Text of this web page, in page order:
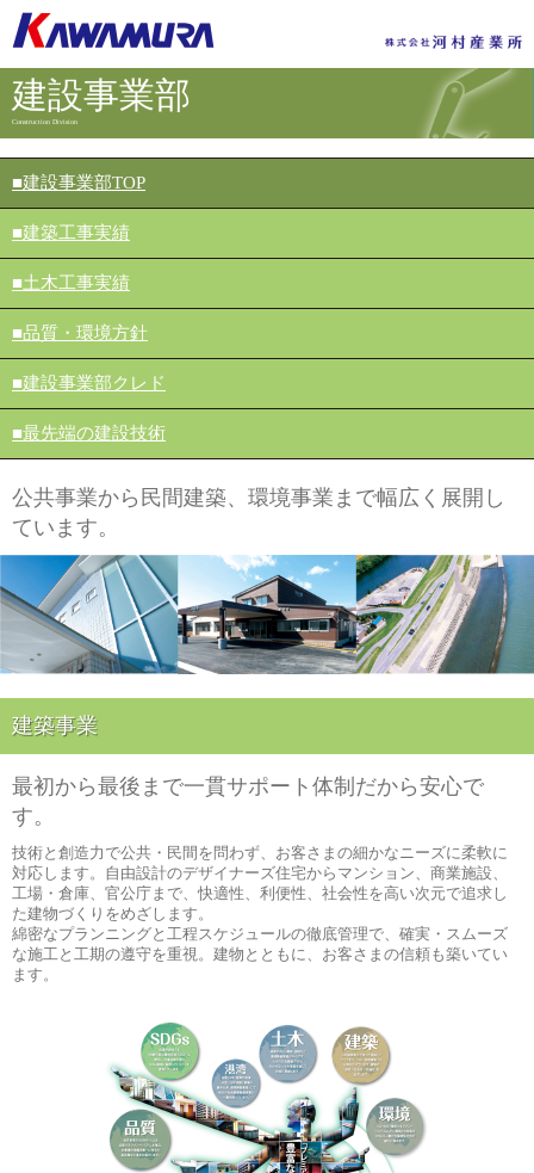
■建設事業部TOP
■建築工事実績
■土木工事実績
■品質・環境方針
■建設事業部クレド
■最先端の建設技術
建設事業部
Construction Division
公共事業から民間建築、環境事業まで幅広く展開し
ています。
建築事業
最初から最後まで一貫サポート体制だから安心で
す。
技術と創造力で公共・民間を問わず、お客さまの細かなニーズに柔軟に
対応します。自由設計のデザイナーズ住宅からマンション、商業施設、
工場・倉庫、官公庁まで、快適性、利便性、社会性を高い次元で追求し
た建物づくりをめざします。
綿密なプランニングと工程スケジュールの徹底管理で、確実・スムーズ
な施工と工期の遵守を重視。建物とともに、お客さまの信頼も築いてい
ます。